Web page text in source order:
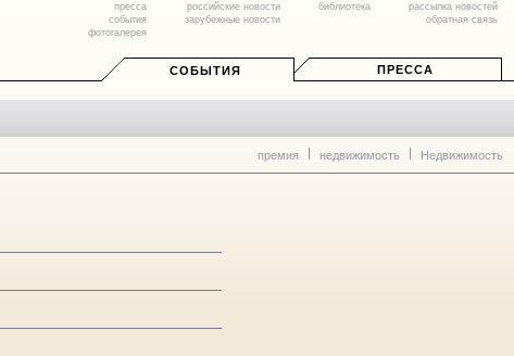
пресса
события
фотогалерея
российские новости
зарубежные новости
библиотека
рассылка новостей
обратная связь
СОБЫТИЯ ПРЕССА
премия недвижимость Недвижимость